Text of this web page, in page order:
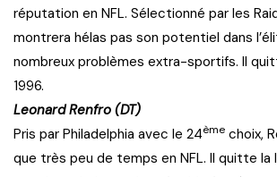
réputation en NFL. Sélectionné par les
montrera hélas pas son potentiel dans
nombreux problèmes extra-sportifs. Il
1996.
Leonard Renfro (DT)
Pris par Philadelphia avec le 24ème choix,
que très peu de temps en NFL. Il quitte la